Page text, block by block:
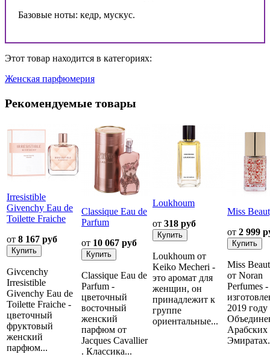
Базовые ноты: кедр, мускус.
Этот товар находится в категориях:
Женская парфюмерия
Рекомендуемые товары
Irresistible
Givenchy Eau de
Toilette Fraiche
от 8 167 руб
Givcenchy
Irresistible
Givenchy Eau de
Toilette Fraiche -
цветочный
фруктовый
женский
парфюм...
Classique Eau de
Parfum
от 10 067 руб
Classique Eau de
Parfum -
цветочный
восточный
женский
парфюм от
Jacques Cavallier
. Классика...
Loukhoum
от 318 руб
Loukhoum от
Keiko Mecheri -
это аромат для
женщин, он
принадлежит к
группе
ориентальные...
Miss
от 2 999
Miss
от Noran
Perfumes -
2019 году
Арабских